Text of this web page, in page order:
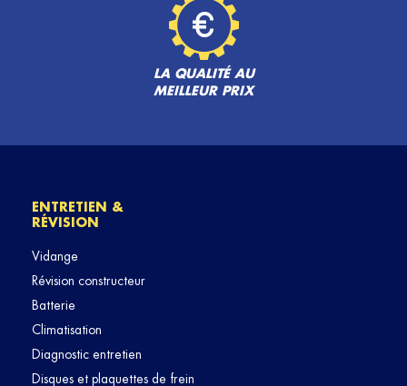
LA QUALITÉ AU
MEILLEUR PRIX
ENTRETIEN &
RÉVISION
Vidange
Révision constructeur
Batterie
Climatisation
Diagnostic entretien
Disques et plaquettes de frein